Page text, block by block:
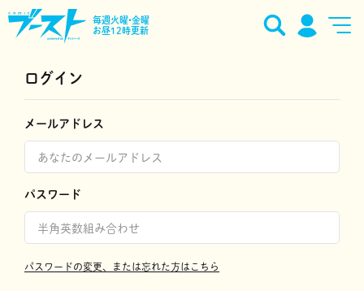
毎週火曜•金曜
お昼12時更新
ログイン
メールアドレス
パスワード
パスワードの変更、または忘れた方はこちら